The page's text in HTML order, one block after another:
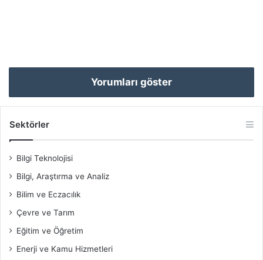
Yorumları göster
Sektörler
Bilgi Teknolojisi
Bilgi, Araştırma ve Analiz
Bilim ve Eczacılık
Çevre ve Tarım
Eğitim ve Öğretim
Enerji ve Kamu Hizmetleri